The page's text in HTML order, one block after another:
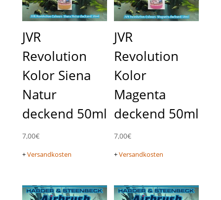
JVR
Revolution
Kolor Siena
Natur
deckend 50ml
7,00€
+Versandkosten
JVR
Revolution
Kolor
Magenta
deckend 50ml
7,00€
+Versandkosten